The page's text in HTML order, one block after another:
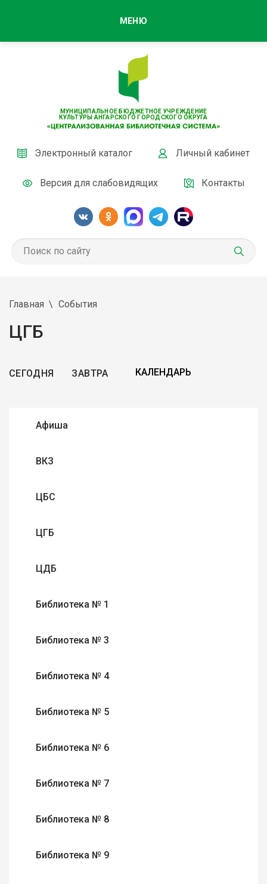
МУНИЦИПАЛЬНОЕ БЮДЖЕТНОЕ УЧРЕЖДЕНИЕ
КУЛЬТУРЫ АНГАРСКОГО ГОРОДСКОГО ОКРУГА
Электронный каталог Личный кабинет
Версия для слабовидящих Контакты
МЕНЮ
Главная События
ЦГБ
СЕГОДНЯ ЗАВТРА
Афиша
ВКЗ
ЦБС
ЦГБ
ЦДБ
Библиотека № 1
Библиотека № 3
Библиотека № 4
Библиотека № 5
Библиотека № 6
Библиотека № 7
Библиотека № 8
Библиотека № 9